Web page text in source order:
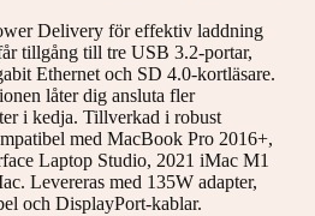
Delivery för effektiv laddning
tillgång till tre USB 3.2-portar,
Ethernet och SD 4.0-kortläsare.
låter dig ansluta fler
i kedja. Tillverkad i robust
med MacBook Pro 2016+,
Laptop Studio, 2021 iMac M1
Levereras med 135W adapter,
och DisplayPort-kablar.